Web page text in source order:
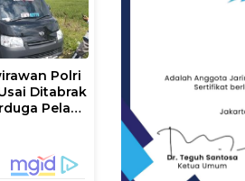
Polri
Ditabrak
Pelaku